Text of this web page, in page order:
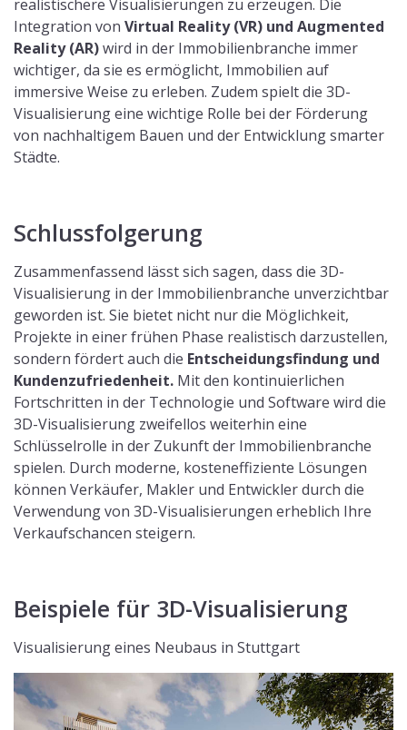
realistischere Visualisierungen zu erzeugen. Die
Integration von Virtual Reality (VR) und Augmented
Reality (AR)wird in der Immobilienbranche immer
wichtiger, da sie es ermöglicht, Immobilien auf
immersive Weise zu erleben. Zudem spielt die 3D-
Visualisierung eine wichtige Rolle bei der Förderung
von nachhaltigem Bauen und der Entwicklung smarter
Städte.
Schlussfolgerung
Zusammenfassend lässt sich sagen, dass die 3D-
Visualisierung in der Immobilienbranche unverzichtbar
geworden ist. Sie bietet nicht nur die Möglichkeit,
Projekte in einer frühen Phase realistisch darzustellen,
sondern fördert auch die Entscheidungsfindung und
Kundenzufriedenheit. Mit den kontinuierlichen
Fortschritten in der Technologie und Software wird die
3D-Visualisierung zweifellos weiterhin eine
Schlüsselrolle in der Zukunft der Immobilienbranche
spielen. Durch moderne, kosteneffiziente Lösungen
können Verkäufer, Makler und Entwickler durch die
Verwendung von 3D-Visualisierungen erheblich Ihre
Verkaufschancen steigern.
Beispiele für 3D-Visualisierung
Visualisierung eines Neubaus in Stuttgart